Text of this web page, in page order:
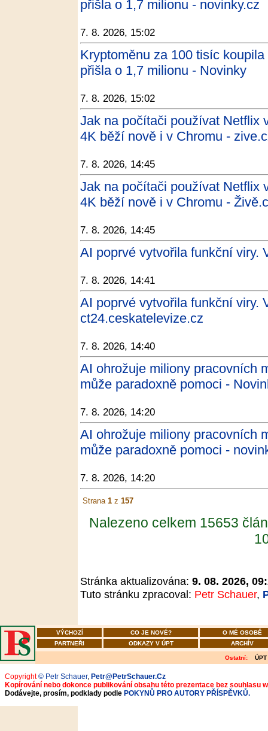
přišla o 1,7 milionu - novinky.cz
7. 8. 2026, 15:02
Kryptoměnu za 100 tisíc
přišla o 1,7 milionu - Novinky
7. 8. 2026, 15:02
Jak na počítači používat Netflix
4K běží nově i v Chromu -
7. 8. 2026, 14:45
Jak na počítači používat Netflix
4K běží nově i v Chromu -
7. 8. 2026, 14:45
AI poprvé vytvořila funkční viry.
7. 8. 2026, 14:41
AI poprvé vytvořila funkční viry.
ct24.ceskatelevize.cz
7. 8. 2026, 14:40
AI ohrožuje miliony pracovních
může paradoxně pomoci -
7. 8. 2026, 14:20
AI ohrožuje miliony pracovních
může paradoxně pomoci -
7. 8. 2026, 14:20
Strana 1 z 157
Nalezeno celkem 15653
Stránka aktualizována: 9. 08. 2026,
Tuto stránku zpracoval: Petr Schauer,
VÝCHOZÍ CO JE NOVÉ?
O MÉ OSOBĚ
PARTNEŘI
ODKAZY V ÚPT ARCHÍV
Ostatní: ÚPT
Copyright© Petr Schauer, Petr@PetrSchauer.Cz
Kopírování nebo dokonce publikování obsahu této prezentace bez souhlasu
Dodávejte, prosím, podklady podle POKYNŮ PRO AUTORY PŘÍSPĚVKŮ.